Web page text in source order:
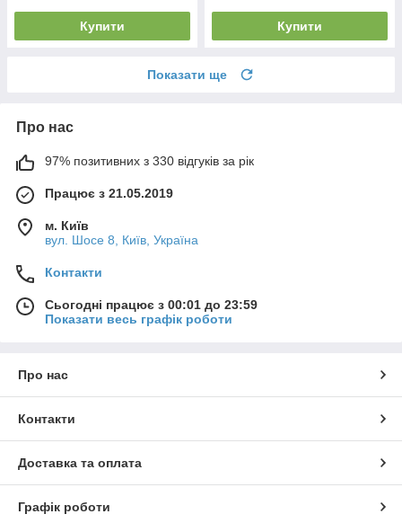
Купити Купити
Показати ще
Про нас
97% позитивних з 330 відгуків за рік
Працює з 21.05.2019
м. Київ
вул. Шосе 8, Київ, Україна
Контакти
Сьогодні працює з 00:01 до 23:59
Показати весь графік роботи
Про нас
Контакти
Доставка та оплата
Графік роботи